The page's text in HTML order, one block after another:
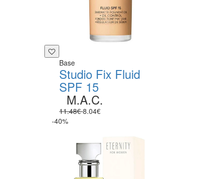
Base
Studio Fix Fluid
SPF 15
M.A.C.
11.48€8.04€
-40%